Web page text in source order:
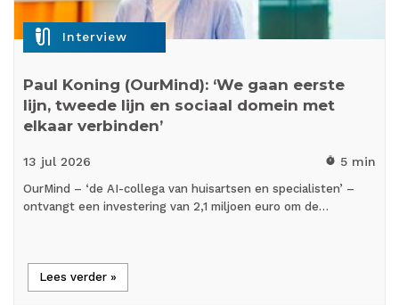
mic_external_on Interview
Paul Koning (OurMind): ‘We gaan eerste
lijn, tweede lijn en sociaal domein met
elkaar verbinden’
13 jul 2026 timer 5 min
OurMind – ‘de AI-collega van huisartsen en specialisten’ –
ontvangt een investering van 2,1 miljoen euro om de…
Lees verder »